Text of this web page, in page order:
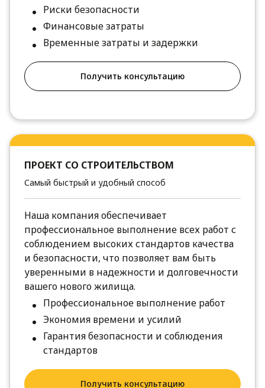
Риски безопасности
Финансовые затраты
Временные затраты и задержки
Получить консультацию
ПРОЕКТ СО СТРОИТЕЛЬСТВОМ
Самый быстрый и удобный способ
Наша компания обеспечивает
профессиональное выполнение всех работ с
соблюдением высоких стандартов качества
и безопасности, что позволяет вам быть
уверенными в надежности и долговечности
вашего нового жилища.
Профессиональное выполнение работ
Экономия времени и усилий
Гарантия безопасности и соблюдения
стандартов
Получить консультацию